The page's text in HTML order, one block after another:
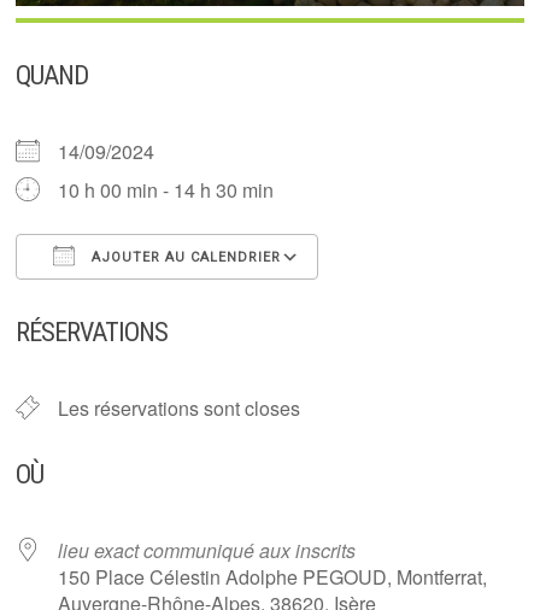
QUAND
14/09/2024
10 h 00 min - 14 h 30 min
AJOUTER AU CALENDRIER
RÉSERVATIONS
Les réservations sont closes
OÙ
lieu exact communiqué aux inscrits
150 Place Célestin Adolphe PEGOUD, Montferrat,
Auvergne-Rhône-Alpes, 38620, Isère